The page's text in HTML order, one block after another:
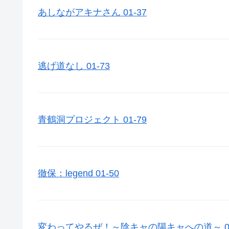
あしながアキナさん 01-37
逃げ道なし 01-73
青鶴洞プロジェクト 01-79
徹保：legend 01-50
変わってやるぜ！～陰キャの陽キャへの道～